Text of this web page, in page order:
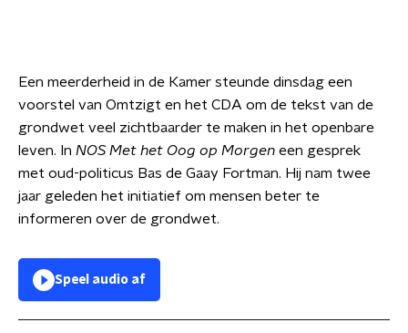
Een meerderheid in de Kamer steunde dinsdag een
voorstel van Omtzigt en het CDA om de tekst van de
grondwet veel zichtbaarder te maken in het openbare
leven. In NOS Met het Oog op Morgen een gesprek
met oud-politicus Bas de Gaay Fortman. Hij nam twee
jaar geleden het initiatief om mensen beter te
informeren over de grondwet.
Speel audio af